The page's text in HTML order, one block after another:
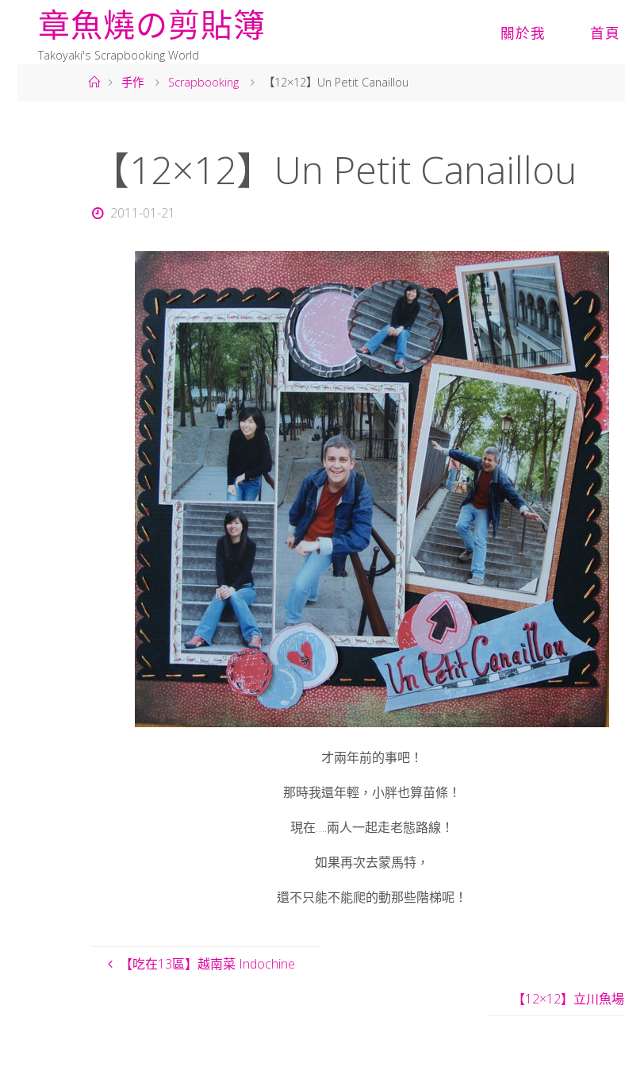
章魚燒の剪貼簿
Takoyaki's Scrapbooking World
關於我 首頁
手作 Scrapbooking 【12×12】Un Petit Canaillou
【12×12】Un Petit Canaillou
2011-01-21
才兩年前的事吧！
那時我還年輕，小胖也算苗條！
現在….兩人一起走老態路線！
如果再次去蒙馬特，
還不只能不能爬的動那些階梯呢！
【吃在13區】越南菜 Indochine
【12×12】立川魚場